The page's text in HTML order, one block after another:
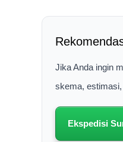
Jika Anda ingin
skema,
Ekspedisi